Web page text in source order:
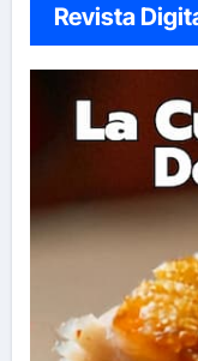
Revista